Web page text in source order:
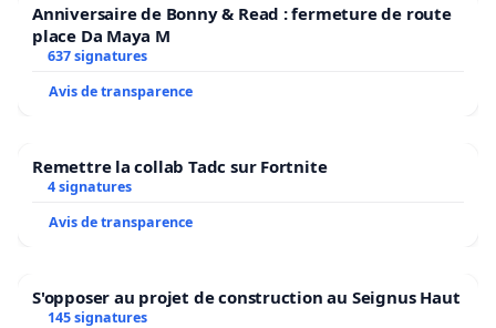
Anniversaire de Bonny & Read : fermeture de route
place Da Maya M
637 signatures
Avis de transparence
Remettre la collab Tadc sur Fortnite
4 signatures
Avis de transparence
S'opposer au projet de construction au Seignus Haut
145 signatures